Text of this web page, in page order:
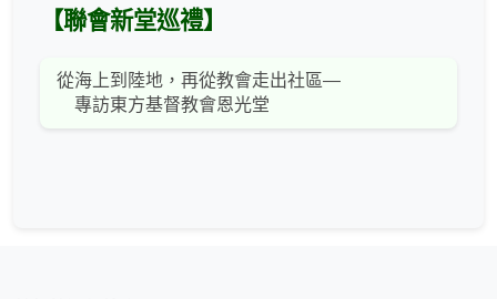
【聯會新堂巡禮】
從海上到陸地，再從教會走出社區—
專訪東方基督教會恩光堂